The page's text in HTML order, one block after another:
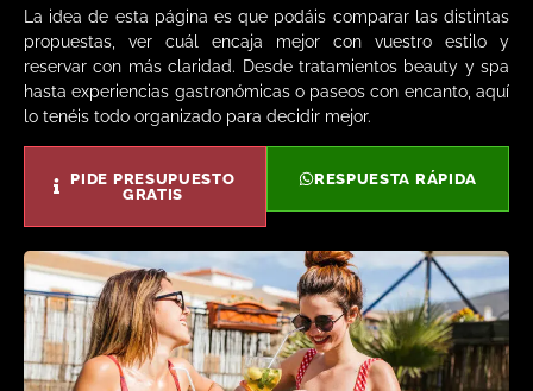
La idea de esta página es que podáis comparar las distintas
propuestas, ver cuál encaja mejor con vuestro estilo y
reservar con más claridad. Desde tratamientos beauty y spa
hasta experiencias gastronómicas o paseos con encanto, aquí
lo tenéis todo organizado para decidir mejor.
PIDE PRESUPUESTO
GRATIS
RESPUESTA RÁPIDA